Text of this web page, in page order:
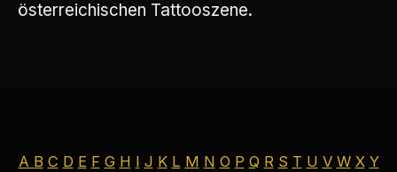
österreichischen Tattooszene.
A B C D E F G H I J K L M N O P Q R S T U V W X Y